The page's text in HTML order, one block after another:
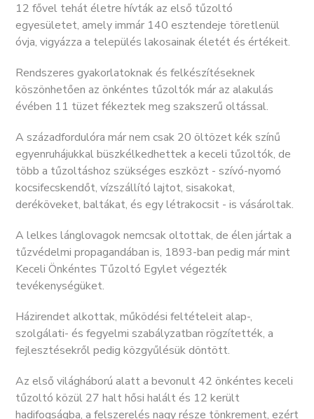
12 fővel tehát életre hívták az első tűzoltó
egyesületet, amely immár 140 esztendeje töretlenül
óvja, vigyázza a település lakosainak életét és értékeit.
Rendszeres gyakorlatoknak és felkészítéseknek
köszönhetően az önkéntes tűzoltók már az alakulás
évében 11 tüzet fékeztek meg szakszerű oltással.
A századfordulóra már nem csak 20 öltözet kék színű
egyenruhájukkal büszkélkedhettek a keceli tűzoltók, de
több a tűzoltáshoz szükséges eszközt - szívó-nyomó
kocsifecskendőt, vízszállító lajtot, sisakokat,
deréköveket, baltákat, és egy létrakocsit - is vásároltak.
A lelkes lánglovagok nemcsak oltottak, de élen jártak a
tűzvédelmi propagandában is, 1893-ban pedig már mint
Keceli Önkéntes Tűzoltó Egylet végezték
tevékenységüket.
Házirendet alkottak, működési feltételeit alap-,
szolgálati- és fegyelmi szabályzatban rögzítették, a
fejlesztésekről pedig közgyűlésük döntött.
Az első világháború alatt a bevonult 42 önkéntes keceli
tűzoltó közül 27 halt hősi halált és 12 került
hadifogságba, a felszerelés nagy része tönkrement, ezért